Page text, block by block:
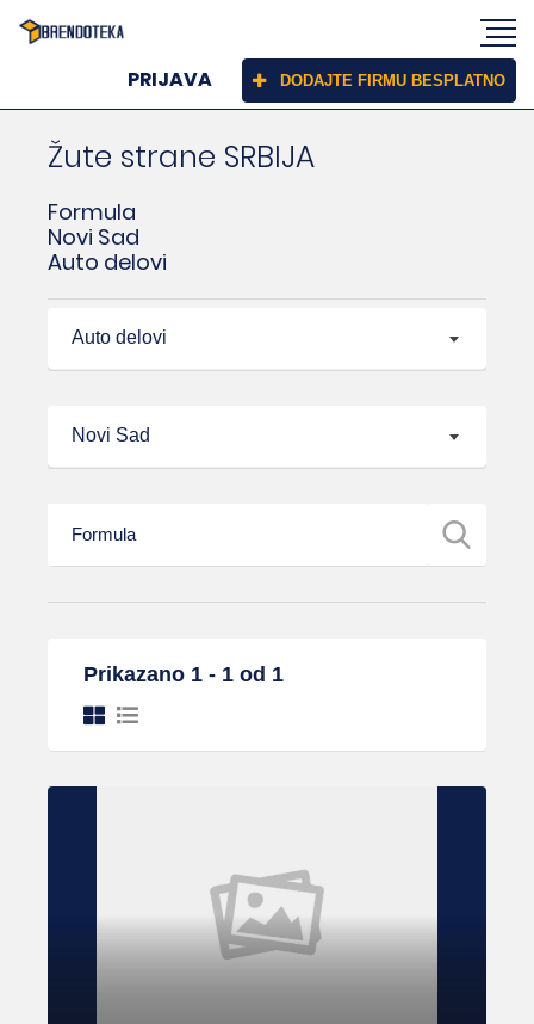
PRIJAVA DODAJTE FIRMU BESPLATNO
Žute strane SRBIJA
Formula
Novi Sad
Auto delovi
Auto delovi
Novi Sad
Prikazano 1 - 1 od 1